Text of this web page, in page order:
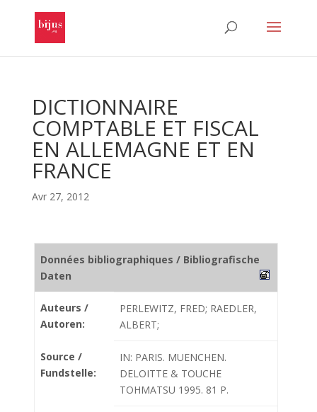
DICTIONNAIRE
COMPTABLE ET FISCAL
EN ALLEMAGNE ET EN
FRANCE
Avr 27, 2012
Données bibliographiques / Bibliografische
Daten
Auteurs /
Autoren:
PERLEWITZ, FRED; RAEDLER,
ALBERT;
Source /
Fundstelle:
IN: PARIS. MUENCHEN.
DELOITTE & TOUCHE
TOHMATSU 1995. 81 P.